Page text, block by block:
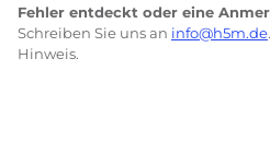
Fehler entdeckt oder eine
Schreiben Sie uns an info@h5m.de
Hinweis.